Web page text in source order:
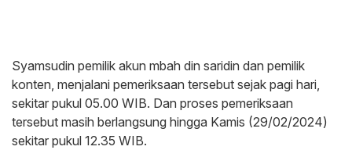
Syamsudin pemilik akun mbah din saridin dan pemilik
konten, menjalani pemeriksaan tersebut sejak pagi hari,
sekitar pukul 05.00 WIB. Dan proses pemeriksaan
tersebut masih berlangsung hingga Kamis (29/02/2024)
sekitar pukul 12.35 WIB.